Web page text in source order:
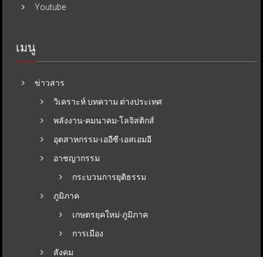
Youtube
เมนู
ข่าวสาร
วิเคราะห์ บทความ ต่างประเทศ
พลังงาน-คมนาคม-โลจิสติกส์
อุตสาหกรรม-เออีซี-เอสเอมอี
อาชญากรรม
กระบวนการยุติธรรม
ภูมิภาค
เกษตรยุคใหม่-ภูมิภาค
การเมือง
สังคม